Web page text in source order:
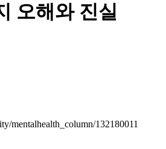
오해와 진실
mentalhealth_column/132180011